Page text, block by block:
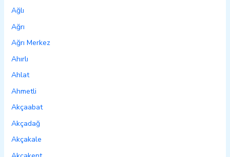
Ağlı
Ağrı
Ağrı Merkez
Ahırlı
Ahlat
Ahmetli
Akçaabat
Akçadağ
Akçakale